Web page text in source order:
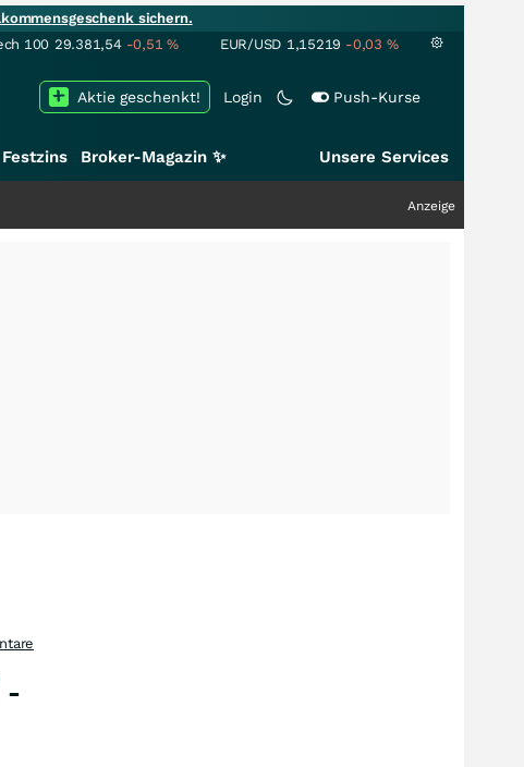
sichern.
100 29.381,54 -0,51% EUR/USD 1,15219 -0,03 %
Login Push-Kurse
Aktie geschenkt!
Festzins Broker-Magazin ✨ Unsere Services
Anzeige